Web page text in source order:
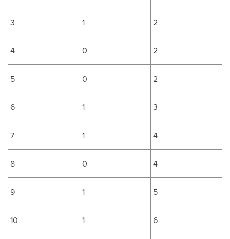
3 1 2
4 0 2
5 0 2
6 1 3
7 1 4
8 0 4
9 1 5
10 1 6